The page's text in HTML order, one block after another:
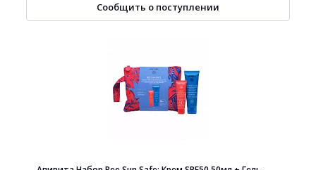
Сообщить о поступлении